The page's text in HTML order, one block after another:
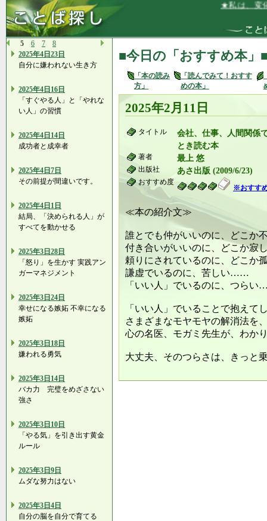
★私は、変化
5 6 7
8
2025年4日23日
自分に嫌われない生き方
2025年4日16日
「すぐやる人」と「やれな
い人」の習慣
2025年4日14日
成功者と成幸者
2025年4日7日
その前提が間違いです。
2025年4日1日
結局、「決められる人」が
すべてを動かせる
2025年3日28日
「怒り」を生かす 実践アン
ガーマネジメント
2025年3日24日
幸せになる嫉妬 不幸になる
嫉妬
2025年3日18日
嫌われる勇気
2025年3日14日
バカ力 完璧をめざさない
強さ
2025年3日10日
「やる気」を引き出す黄金
ルール
2025年3日9日
ムダな努力はない
2025年3日4日
自分の脳を自分で育てる
■今日の「おすすめ本」
「本の読み
方」
「読んでみて！おすす
めの本」
2025年2月11日
タイトル
会社、仕事、人間関係
とき読む本
著者 最上 悠
出版社 あさ出版 (2009/6/23)
おすすめ度
※おすす
≪本の紹介文≫
誰とでも仲がいいのに、どこ
付き合いがいいのに、どこか
頼りにされているのに、どこ
謙虚でいるのに、苦しい……
「いい人」でいるのに、つら
「いい人」でいることで抱えて
さまざまなモヤモヤの解消法を
心の名医、モガミ先生が、わか
大丈夫、そのつらさは、きっと